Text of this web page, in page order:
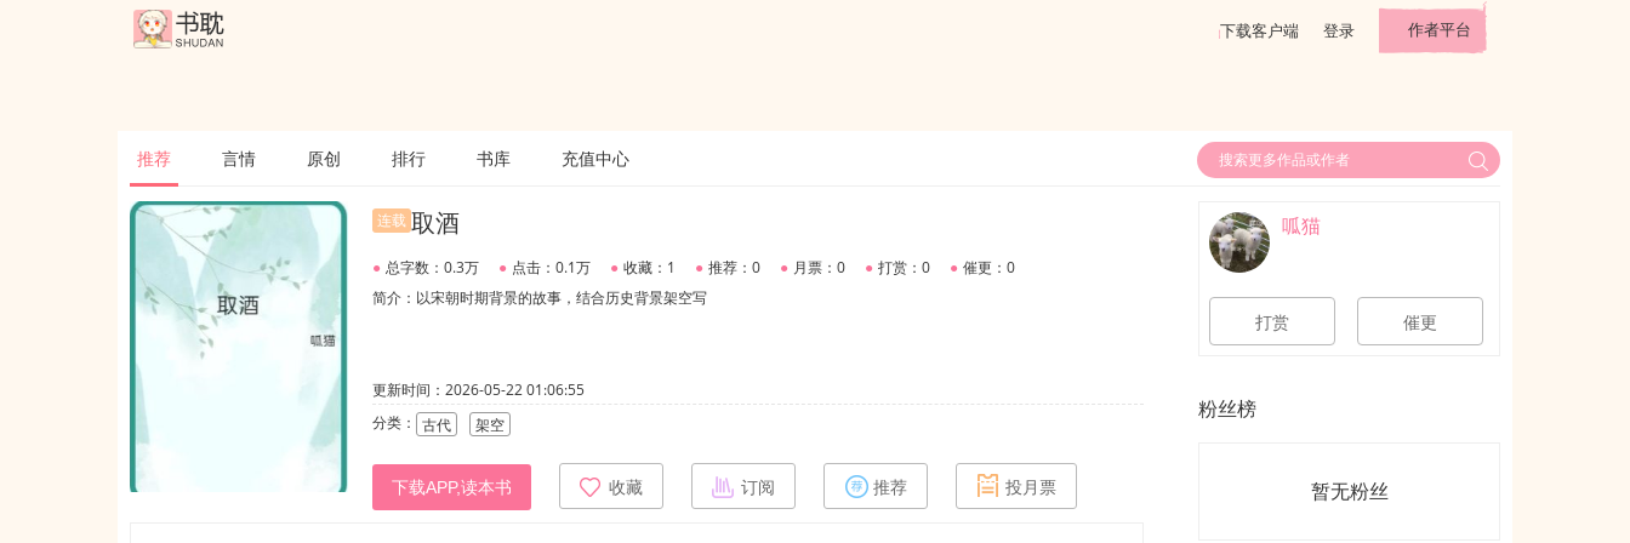
下载客户端 登录 作者平台
推荐 言情 原创 排行 书库 充值中心
连载 取酒
● 总字数：0.3万 ● 点击：0.1万 ● 收藏：1 ● 推荐：0 ● 月票：0 ● 打赏：0 ● 催更：0
简介：以宋朝时期背景的故事，结合历史背景架空写
更新时间：2026-05-22 01:06:55
分类： 古代 架空
下载APP,读本书 收藏 订阅 推荐 投月票
呱猫
打赏 催更
粉丝榜
暂无粉丝